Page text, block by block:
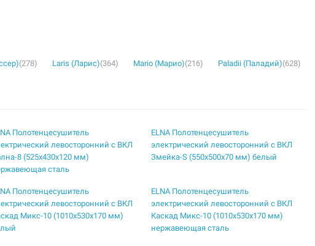
(278) Laris (Ларис)(364) Mario (Марио)(216) Paladii (Паладий)(628)
Полотенцесушитель
левосторонний с ВКЛ
8 (525х430х120 мм)
сталь
ELNA Полотенцесушитель
электрический левосторонний с ВКЛ
Змейка-S (550х500х70 мм) белый
Полотенцесушитель
левосторонний с ВКЛ
Микс-10 (1010х530х170 мм)
ELNA Полотенцесушитель
электрический левосторонний с ВКЛ
Каскад Микс-10 (1010х530х170 мм)
нержавеющая сталь